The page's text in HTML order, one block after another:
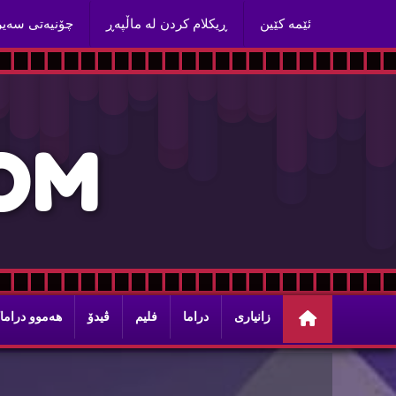
ئێمه‌ كێین ڕیكلام كردن له‌ ماڵپه‌ڕ چۆنیه‌تی
M
زانیاری دراما فلیم ڤیدۆ هه‌موو